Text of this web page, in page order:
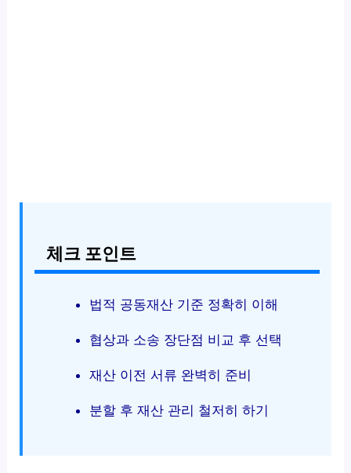
체크 포인트
법적 공동재산 기준 정확히 이해
협상과 소송 장단점 비교 후 선택
재산 이전 서류 완벽히 준비
분할 후 재산 관리 철저히 하기